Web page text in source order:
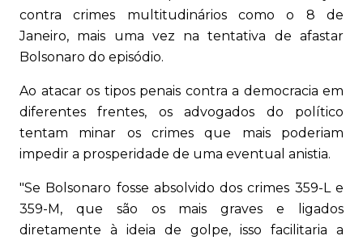
contra crimes multitudinários como o 8 de
Janeiro, mais uma vez na tentativa de afastar
Bolsonaro do episódio.
Ao atacar os tipos penais contra a democracia em
diferentes frentes, os advogados do político
tentam minar os crimes que mais poderiam
impedir a prosperidade de uma eventual anistia.
"Se Bolsonaro fosse absolvido dos crimes 359-L e
359-M, que são os mais graves e ligados
diretamente à ideia de golpe, isso facilitaria a